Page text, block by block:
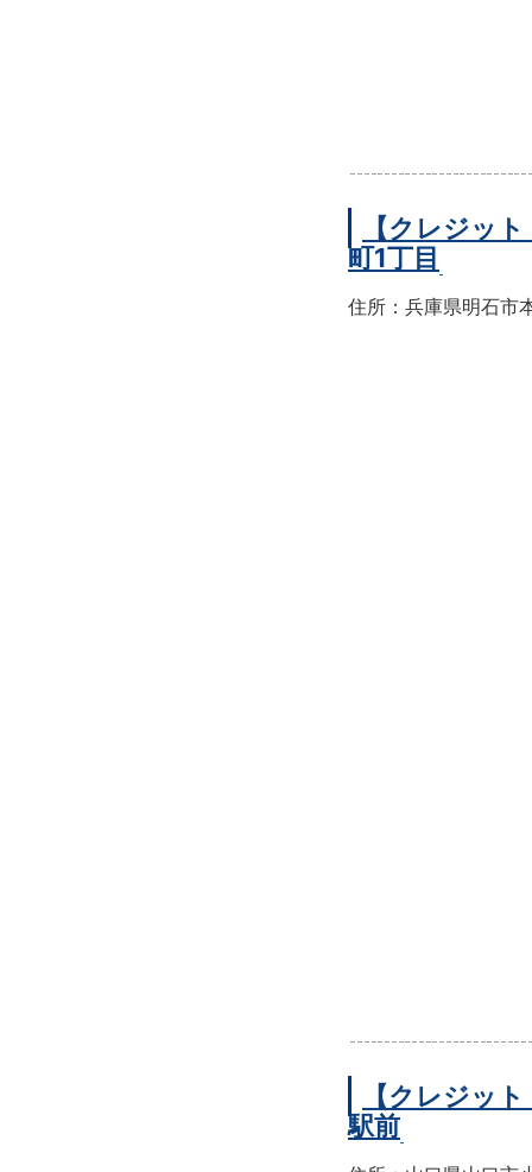
【クレジッ
町1丁目
住所：兵庫県明石市
【クレジッ
駅前